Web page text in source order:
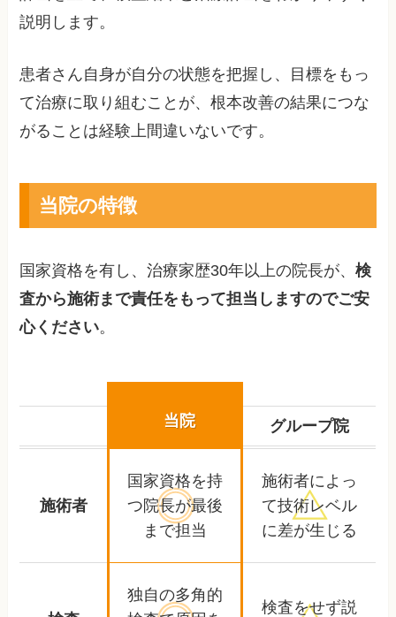
説明します。
患者さん自身が自分の状態を把握し、目標をもっ
て治療に取り組むことが、根本改善の結果につな
がることは経験上間違いないです。
当院の特徴
国家資格を有し、治療家歴30年以上の院長が、検
査から施術まで責任をもって担当しますのでご安
心ください。
当院 グループ院
施術者
国家資格を持
つ院長が最後
まで担当
施術者によっ
て技術レベル
に差が生じる
独自の多角的
検査をせず説